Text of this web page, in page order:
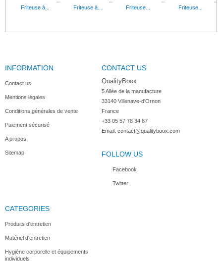
Friteuse à... Friteuse à... Friteuse... Friteuse...
Friteuse...
INFORMATION
Contact us
Mentions légales
Conditions générales de vente
Paiement sécurisé
A propos
Sitemap
CONTACT US
QualityBoox
5 Allée de la manufacture
33140 Villenave-d'Ornon
France
+33 05 57 78 34 87
Email: contact@qualityboox.com
FOLLOW US
Facebook
Twitter
CATEGORIES
Produits d'entretien
Matériel d'entretien
Hygiène corporelle et équipements
individuels